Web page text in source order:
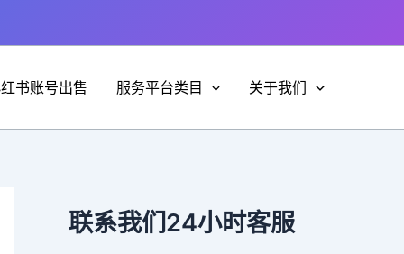
书账号出售 服务平台类目 关于我们
联系我们24小时客服